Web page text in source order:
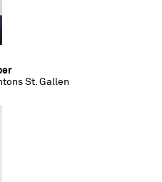
St. Gallen